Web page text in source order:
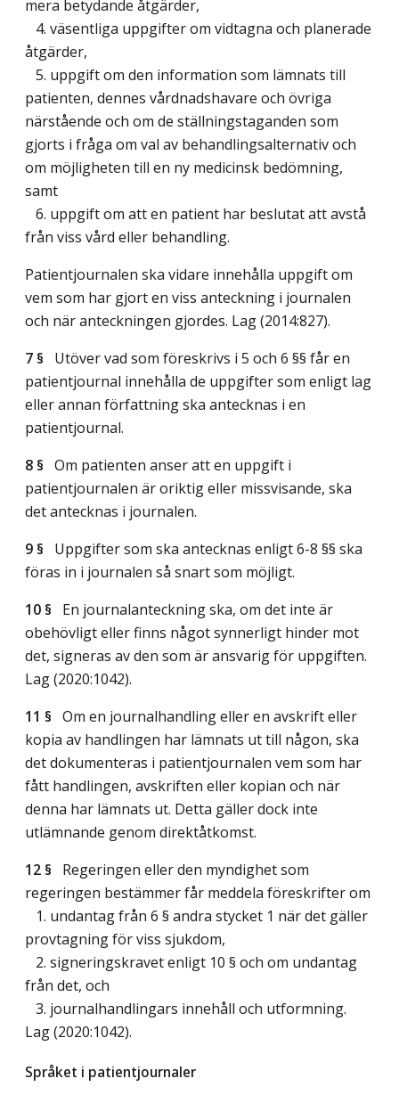
mera betydande åtgärder,
4. väsentliga uppgifter om vidtagna och planerade
åtgärder,
5. uppgift om den information som lämnats till
patienten, dennes vårdnadshavare och övriga
närstående och om de ställningstaganden som
gjorts i fråga om val av behandlingsalternativ och
om möjligheten till en ny medicinsk bedömning,
samt
6. uppgift om att en patient har beslutat att avstå
från viss vård eller behandling.
Patientjournalen ska vidare innehålla uppgift om
vem som har gjort en viss anteckning i journalen
och när anteckningen gjordes. Lag (2014:827).
7 § Utöver vad som föreskrivs i 5 och 6 §§ får en
patientjournal innehålla de uppgifter som enligt lag
eller annan författning ska antecknas i en
patientjournal.
8 § Om patienten anser att en uppgift i
patientjournalen är oriktig eller missvisande, ska
det antecknas i journalen.
9 § Uppgifter som ska antecknas enligt 6-8 §§ ska
föras in i journalen så snart som möjligt.
10 § En journalanteckning ska, om det inte är
obehövligt eller finns något synnerligt hinder mot
det, signeras av den som är ansvarig för uppgiften.
Lag (2020:1042).
11 § Om en journalhandling eller en avskrift eller
kopia av handlingen har lämnats ut till någon, ska
det dokumenteras i patientjournalen vem som har
fått handlingen, avskriften eller kopian och när
denna har lämnats ut. Detta gäller dock inte
utlämnande genom direktåtkomst.
12 § Regeringen eller den myndighet som
regeringen bestämmer får meddela föreskrifter om
1. undantag från 6 § andra stycket 1 när det gäller
provtagning för viss sjukdom,
2. signeringskravet enligt 10 § och om undantag
från det, och
3. journalhandlingars innehåll och utformning.
Lag (2020:1042).
Språket i patientjournaler